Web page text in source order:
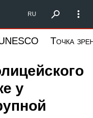
Запад
RU
Точка
у